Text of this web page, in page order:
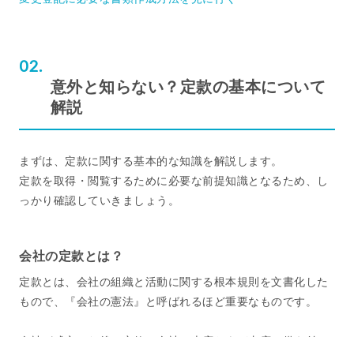
意外と知らない？定款の基本について
解説
まずは、定款に関する基本的な知識を解説します。
定款を取得・閲覧するために必要な前提知識となるため、し
っかり確認していきましょう。
会社の定款とは？
定款とは、会社の組織と活動に関する根本規則を文書化した
もので、『会社の憲法』と呼ばれるほど重要なものです。